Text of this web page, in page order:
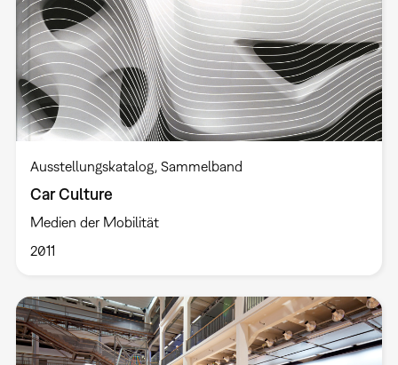
Ausstellungskatalog Sammelband
Car Culture
Medien der Mobilität
2011